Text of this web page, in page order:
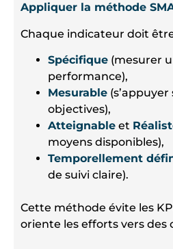
Appliquer la méthode
Chaque indicateur doit
Spécifique (mesurer
performance),
Mesurable
objectives),
Atteignable et
moyens disponibles),
Temporellement
de suivi claire).
Cette méthode évite les
oriente les efforts vers des